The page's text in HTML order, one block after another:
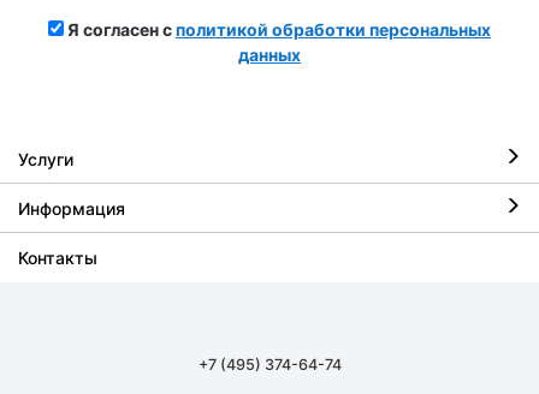
Я согласен сполитикой обработки персональных
данных
Услуги
Ремонт iPhone
Ремонт iPad
Информация
О компании
Контакты
+7 (495) 374-64-74